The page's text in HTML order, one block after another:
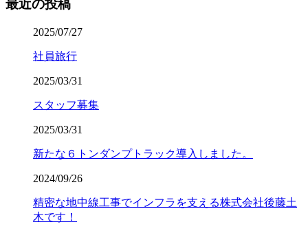
最近の投稿
2025/07/27
社員旅行
2025/03/31
スタッフ募集
2025/03/31
新たな６トンダンプトラック導入しました。
2024/09/26
精密な地中線工事でインフラを支える株式会社後藤土
木です！